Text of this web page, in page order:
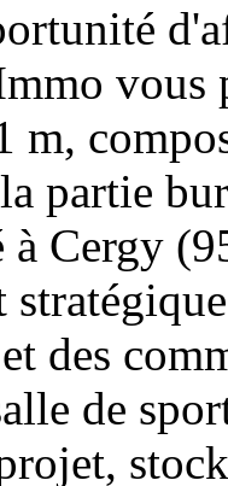
m,
partie
à Cergy
des
de